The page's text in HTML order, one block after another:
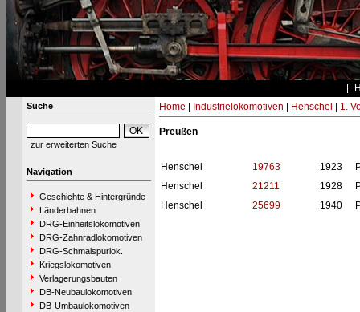
Suche
zur erweiterten Suche
Navigation
Geschichte & Hintergründe
Länderbahnen
DRG-Einheitslokomotiven
DRG-Zahnradlokomotiven
DRG-Schmalspurlok.
Kriegslokomotiven
Verlagerungsbauten
DB-Neubaulokomotiven
DB-Umbaulokomotiven
Home Industrielokomotiven Henschel 1.
Preußen
Henschel 19763 1923
Henschel
21211 1928
Henschel
25699 1940